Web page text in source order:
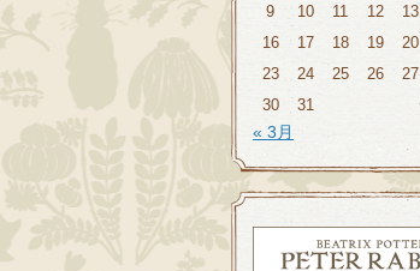
9 10 11 12 13
16
17 18 19 20
23
24 25 26 27
30
31
« 3月